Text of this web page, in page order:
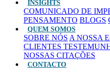
INSIGHTS
COMUNICADO DE
PENSAMENTO BLOGS
QUEM SOMOS
SOBRE NÓS A NOSSA
CLIENTES
NOSSAS CITAÇÕES
CONTACTO